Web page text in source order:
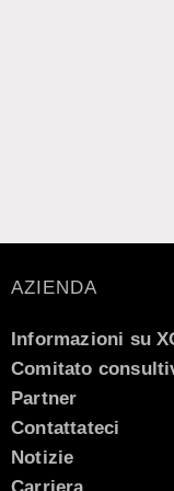
AZIENDA
Informazioni su
Comitato
Partner
Contattateci
Notizie